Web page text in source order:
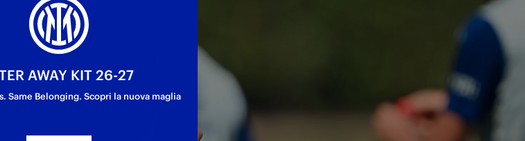
AWAY KIT 26-27
Same Belonging. Scopri la nuova maglia